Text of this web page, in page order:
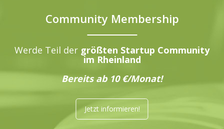
Community Membership
Werde Teil der größten Startup Community
im Rheinland
Bereits ab 10 €/Monat!
Jetzt informieren!